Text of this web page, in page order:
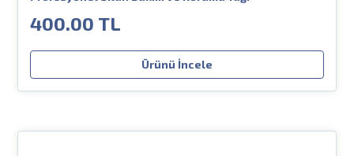
400.00 TL
Ürünü İncele